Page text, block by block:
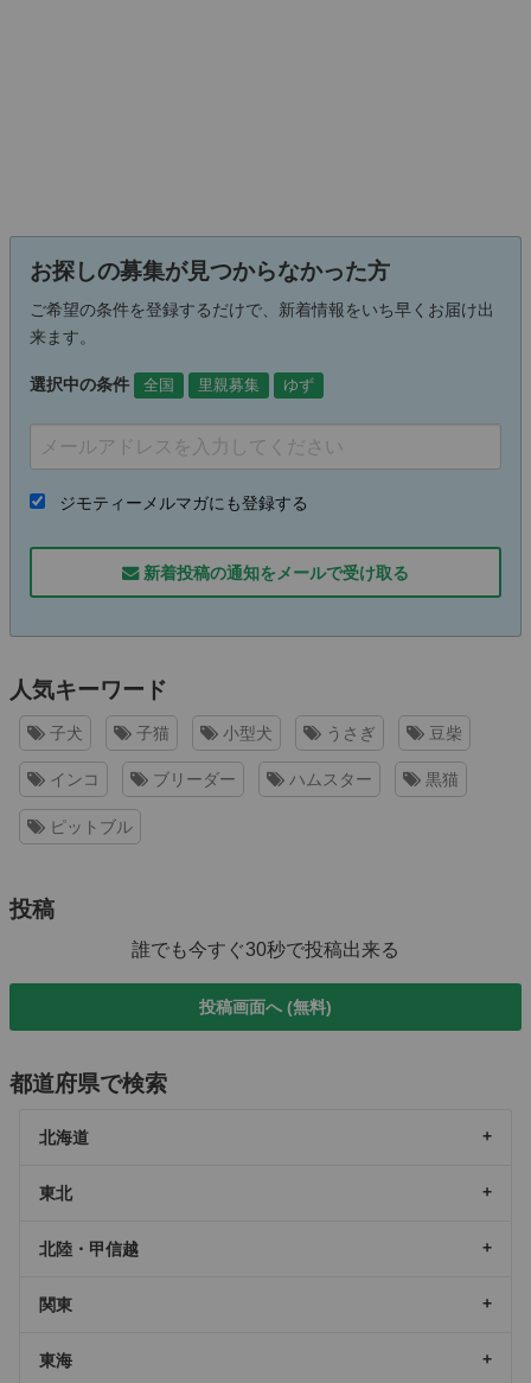
お探しの募集が見つからなかった方
ご希望の条件を登録するだけで、新着情報をいち早くお届け出
来ます。
選択中の条件 全国 里親募集 ゆず
ジモティーメルマガにも登録する
新着投稿の通知をメールで受け取る
人気キーワード
子犬 子猫 小型犬 うさぎ 豆柴
インコ ブリーダー ハムスター 黒猫
ピットブル
投稿
誰でも今すぐ30秒で投稿出来る
投稿画面へ (無料)
都道府県で検索
北海道
東北
北陸・甲信越
関東
東海